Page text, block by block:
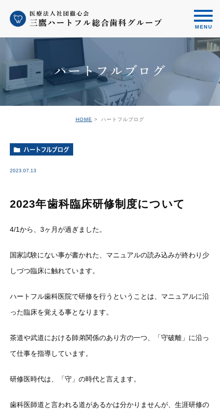
ハートフルブログ
HOME ハートフルブログ
ハートフルブログ
2023.07.13
2023年歯科臨床研修制度について
4/1から、3ヶ月が過ぎました。
国家試験にない事が書かれた、マニュアルの読み込みが終わり少
しづつ臨床に触れています。
ハートフル歯科医院で研修を行うということは、マニュアルに沿
った臨床を覚える事となります。
茶道や武道における師弟関係のあり方の一つ、「守破離」に沿っ
て仕事を指導しています。
研修医時代は、「守」の時代と言えます。
歯科医師道と言われる道があるかは分かりませんが、生涯研修の